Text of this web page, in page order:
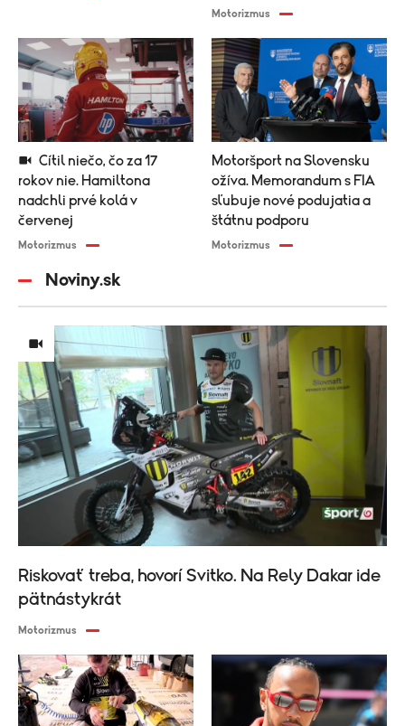
charitu
Motorizmus
rokov nie. Hamiltona
nadchli prvé kolá v
červenej
Motorizmus
Motoršport na Slovensku
ožíva. Memorandum s FIA
sľubuje nové podujatia a
štátnu podporu
Motorizmus
Noviny.sk
Riskovať treba, hovorí Svitko. Na Rely Dakar ide
pätnástykrát
Motorizmus